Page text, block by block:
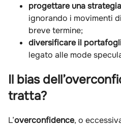
progettare una
ignorando i movimenti
breve termine;
diversificare il
legato alle mode
Il bias
tratta?
L’overconfidence, o